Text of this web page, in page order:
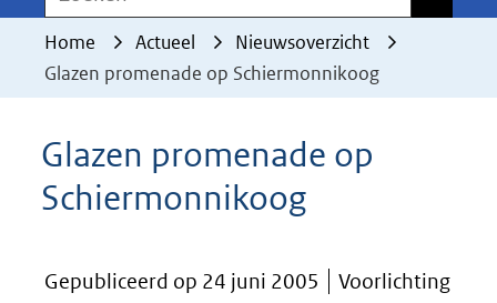
geweigerd.
Home Actueel
Nieuwsoverzicht
Glazen promenade op Schiermonnikoog
Glazen promenade op
Schiermonnikoog
Gepubliceerd op 24 juni 2005
Voorlichting